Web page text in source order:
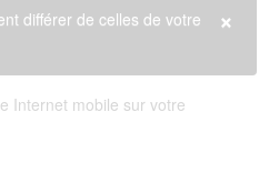
×
différer de celles de votre
Internet mobile sur votre